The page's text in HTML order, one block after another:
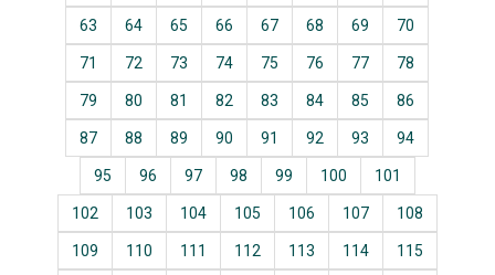
63 64 65 66 67 68 69 70
71 72 73 74 75 76 77 78
79 80 81 82 83 84 85 86
87 88 89 90 91 92 93 94
95 96 97 98 99 100 101
102 103 104 105 106 107 108
109 110 111 112 113 114 115